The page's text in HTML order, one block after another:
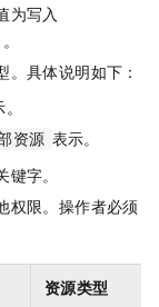
为写入
具体说明如下：
资源 表示。
字。
权限。操作者必须
资源类型